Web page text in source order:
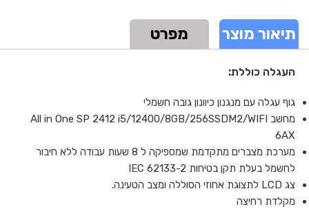
תיאור מוצר מפרט
העגלה כוללת:
גוף עגלה עם מנגנון כיוונון גובה חשמלי
מחשב All in One SP 2412 i5/12400/8GB/256SSDM2/WIFI
6AX
מערכת מצברים מתקדמת שמספיקה ל 8 שעות עבודה ללא חיבור
לחשמל בעלת תקן בטיחות IEC 62133-2
צג LCD לתצוגת אחוזי הסוללה ומצב הטעינה.
מקלדת רחיצה